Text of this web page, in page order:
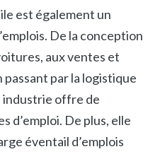
est également un
De la conception
aux ventes et
par la logistique
industrie offre de
d’emploi. De plus, elle
éventail d’emplois